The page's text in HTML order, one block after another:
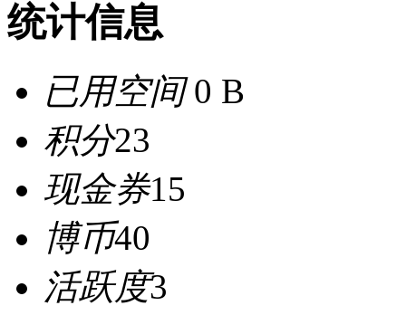
统计信息
已用空间0 B
积分23
现金券15
博币40
活跃度3